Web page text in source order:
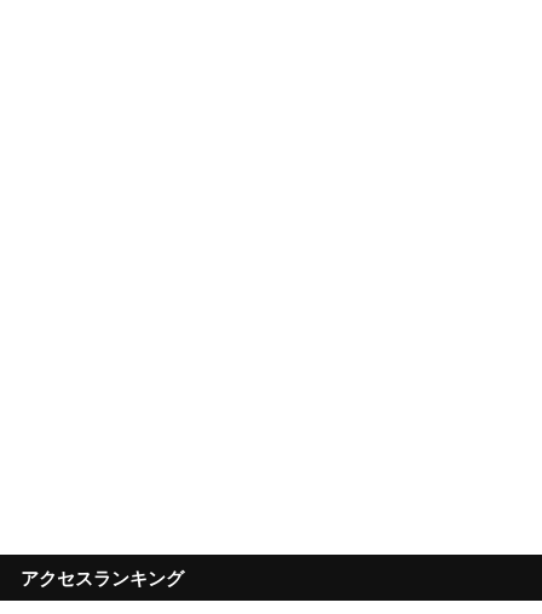
アクセスランキング